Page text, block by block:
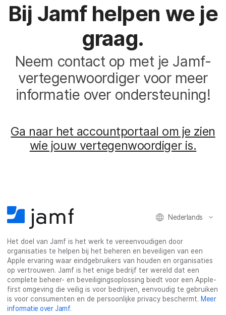
Bij Jamf helpen we je
graag.
Neem contact op met je Jamf-
vertegenwoordiger voor meer
informatie over ondersteuning!
Ga naar het accountportaal om je zien
wie jouw vertegenwoordiger is.
Nederlands
Het doel van Jamf is het werk te vereenvoudigen door
organisaties te helpen bij het beheren en beveiligen van een
Apple ervaring waar eindgebruikers van houden en organisaties
op vertrouwen. Jamf is het enige bedrijf ter wereld dat een
complete beheer- en beveiligingsoplossing biedt voor een Apple-
first omgeving die veilig is voor bedrijven, eenvoudig te gebruiken
is voor consumenten en de persoonlijke privacy beschermt. Meer
informatie over Jamf.